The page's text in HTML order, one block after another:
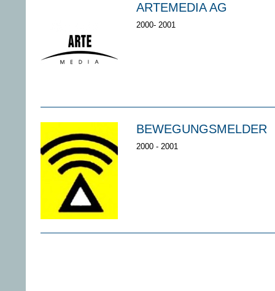
ARTEMEDIA AG
2000- 2001
BEWEGUNGSMELDER
2000 - 2001